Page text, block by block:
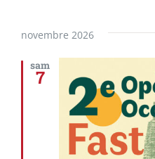
novembre 2026
sam
7